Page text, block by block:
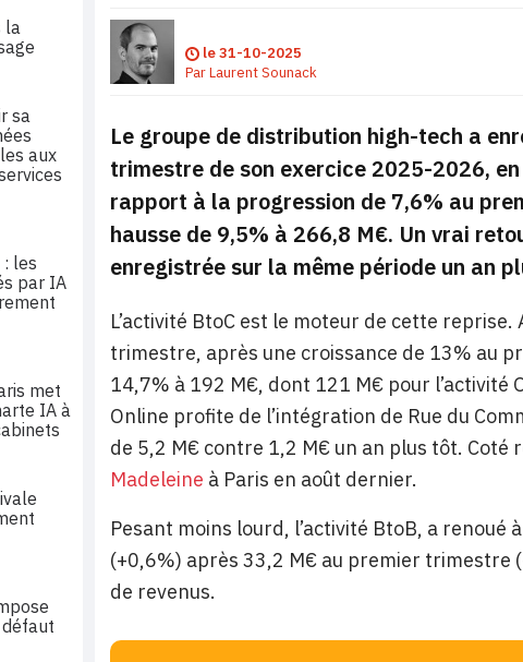
le31-10-2025
ParLaurent Sounack
Le groupe de distribution high-tech a
trimestre de son exercice 2025-2026,
rapport à la progression de 7,6% au
hausse de 9,5% à 266,8 M€. Un vrai
enregistrée sur la même période un an
L’activité BtoC est le moteur de cette
trimestre, après une croissance de 13% au
14,7% à 192 M€, dont 121 M€ pour l’activité
Online profite de l’intégration de Rue du
de 5,2 M€ contre 1,2 M€ un an plus tôt. Coté
Madeleine à Paris en août dernier.
Pesant moins lourd, l’activité BtoB, a
(+0,6%) après 33,2 M€ au premier trimestre
de revenus.
la
sa
aux
les
par IA
met
IA à